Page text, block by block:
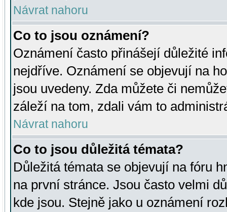
Návrat nahoru
Co to jsou oznámení?
Oznámení často přinášejí důležité
nejdříve. Oznámení se objevují na
jsou uvedeny. Zda můžete či
záleží na tom, zdali vám to
Návrat nahoru
Co to jsou důležitá témata?
Důležitá témata se objevují na fóru
na první stránce. Jsou často velmi
kde jsou. Stejně jako u oznámení